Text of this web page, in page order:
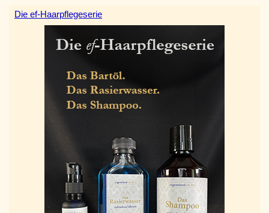
Die ef-Haarpflegeserie